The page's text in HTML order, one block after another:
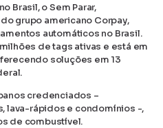
Brasil, o Sem Parar,
grupo americano Corpay,
automáticos no Brasil.
de tags ativas e está em
soluções em 13
credenciados –
lava-rápidos e condomínios -,
de combustível.